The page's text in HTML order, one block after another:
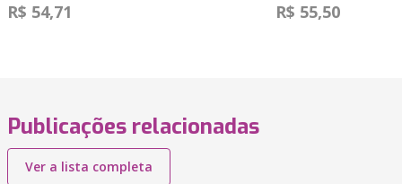
R$ 54,71 R$ 55,50
Publicações relacionadas
Ver a lista completa